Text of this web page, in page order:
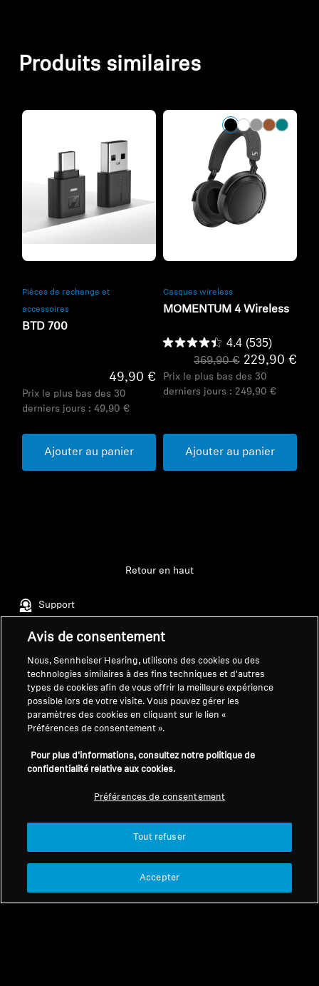
Produits similaires
Pièces de rechange et
accessoires
BTD 700
49,90 €
Prix le plus bas des 30
derniers jours : 49,90 €
Ajouter au panier
Casques wireless
MOMENTUM 4 Wireless
4.4 (535)
369,90 € 229,90 €
Prix le plus bas des 30
derniers jours : 249,90 €
Ajouter au panier
Support
Retour en haut
Mentions légales
Se rétracter du contrat
Politique de confidentialité
globale
Conditions générales de vente en
ligne pour les consommateurs
coordonnée des vulnérabilités
Notre société
À propos de nous
Carrières chez Sonova
Contacts presse
marque Sennheiser
Informations légales Paramètres des cookies
Déclaration d'accessibilité numérique
Avis de consentement
Nous, Sennheiser Hearing, utilisons des cookies ou des
technologies similaires à des fins techniques et d'autres
types de cookies afin de vous offrir la meilleure expérience
possible lors de votre visite. Vous pouvez gérer les
paramètres des cookies en cliquant sur le lien «
Préférences de consentement ».
Pour plus d'informations, consultez notre politique de
confidentialité relative aux cookies.
Préférences de consentement
Tout refuser
Accepter